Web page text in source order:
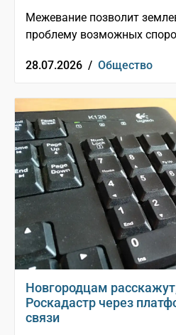
Межевание позволит
проблему возможных
28.07.2026 / Общество
Новгородцам
Роскадастр через
связи